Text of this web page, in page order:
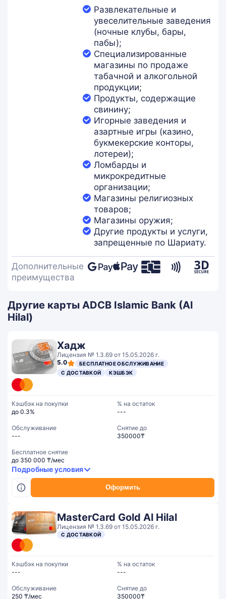
Развлекательные и
увеселительные заведения
(ночные клубы, бары,
пабы);
Специализированные
магазины по продаже
табачной и алкогольной
продукции;
Продукты, содержащие
свинину;
Игорные заведения и
азартные игры (казино,
букмекерские конторы,
лотереи);
Ломбарды и
микрокредитные
организации;
Магазины религиозных
товаров;
Магазины оружия;
Другие продукты и услуги,
запрещенные по Шариату.
Дополнительные
преимущества
Другие карты ADCB Islamic Bank (Al
Hilal)
Хадж
Лицензия № 1.3.69 от 15.05.2026 г.
5.0
БЕСПЛАТНОЕ ОБСЛУЖИВАНИЕ
С ДОСТАВКОЙ
КЭШБЭК
Оформить
Кэшбэк на покупки
до 0.3%
% на остаток
---
Обслуживание
---
Cнятие до
350000₸
Бесплатное снятие
до 350 000 ₸/мес
Подробные условия
MasterCard Gold Al Hilal
Лицензия № 1.3.69 от 15.05.2026 г.
С ДОСТАВКОЙ
Кэшбэк на покупки
---
% на остаток
---
Обслуживание
250 ₸/мес
Cнятие до
350000₸